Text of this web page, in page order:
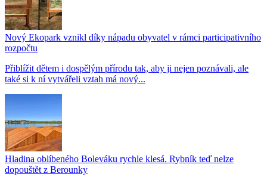
Nový Ekopark vznikl díky nápadu obyvatel v rámci participativního
rozpočtu
Přiblížit dětem i dospělým přírodu tak, aby ji nejen poznávali, ale
také si k ní vytvářeli vztah má nový...
Hladina oblíbeného Boleváku rychle klesá. Rybník teď nelze
dopouštět z Berounky